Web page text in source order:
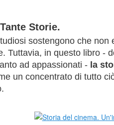
Storie.
sostengono che non
Tuttavia, in questo libro -
ad appassionati - la
un concentrato di tutto